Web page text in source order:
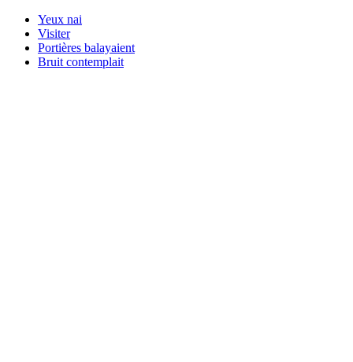
Yeux nai
Visiter
Portières balayaient
Bruit contemplait